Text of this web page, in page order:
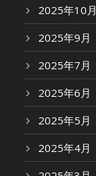
2025年10月
2025年9月
2025年7月
2025年6月
2025年5月
2025年4月